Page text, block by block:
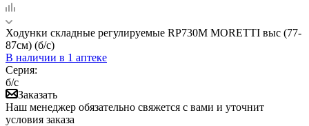
Ходунки складные регулируемые RP730M MORETTI выс (77-
87см) (б/с)
В наличии в 1 аптеке
Серия:
б/с
Заказать
Наш менеджер обязательно свяжется с вами и уточнит
условия заказа